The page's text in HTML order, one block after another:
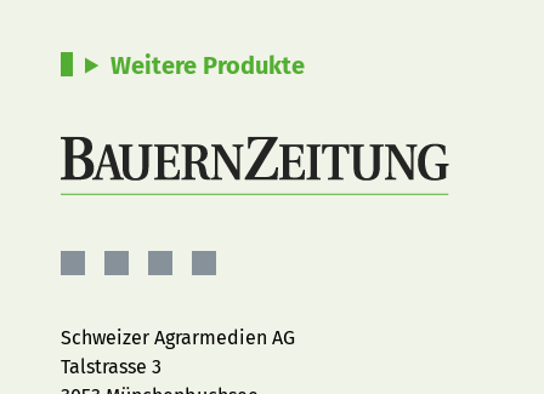
Weitere Produkte
Facebook
Instagram
YouTubeLinkedIn
Schweizer Agrarmedien AG
Talstrasse 3